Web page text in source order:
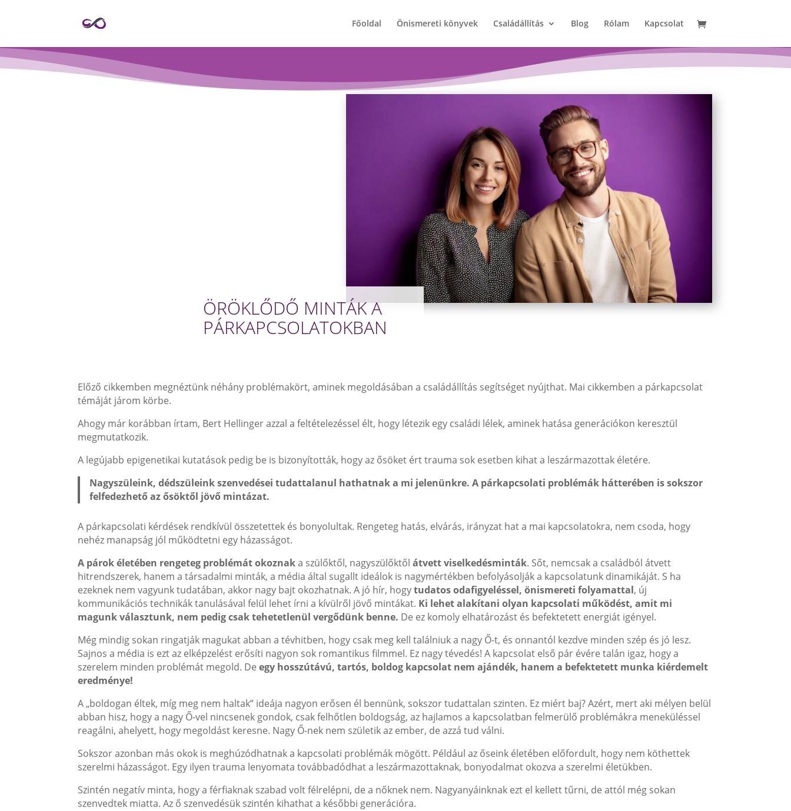
Főoldal Önismereti könyvek Családállítás Blog Rólam Kapcsolat
ÖRÖKLŐDŐ MINTÁK A
PÁRKAPCSOLATOKBAN
Előző cikkemben megnéztünk néhány problémakört, aminek megoldásában a családállítás segítséget nyújthat. Mai cikkemben a párkapcsolat
témáját járom körbe.
Ahogy már korábban írtam, Bert Hellinger azzal a feltételezéssel élt, hogy létezik egy családi lélek, aminek hatása generációkon keresztül
megmutatkozik.
A legújabb epigenetikai kutatások pedig be is bizonyították, hogy az ősöket ért trauma sok esetben kihat a leszármazottak életére.
Nagyszüleink, dédszüleink szenvedései tudattalanul hathatnak a mi jelenünkre. A párkapcsolati problémák hátterében is sokszor
felfedezhető az ősöktől jövő mintázat.
A párkapcsolati kérdések rendkívül összetettek és bonyolultak. Rengeteg hatás, elvárás, irányzat hat a mai kapcsolatokra, nem csoda, hogy
nehéz manapság jól működtetni egy házasságot.
A párok életében rengeteg problémát okoznaka szülőktől, nagyszülőktől átvett viselkedésminták. Sőt, nemcsak a családból átvett
hitrendszerek, hanem a társadalmi minták, a média által sugallt ideálok is nagymértékben befolyásolják a kapcsolatunk dinamikáját. S ha
ezeknek nem vagyunk tudatában, akkor nagy bajt okozhatnak. A jó hír, hogytudatos odafigyeléssel, önismereti folyamattal, új
kommunikációs technikák tanulásával felül lehet írni a kívülről jövő mintákat. Ki lehet alakítani olyan kapcsolati működést, amit mi
magunk választunk, nem pedig csak tehetetlenül vergődünk benne. De ez komoly elhatározást és befektetett energiát igényel.
Még mindig sokan ringatják magukat abban a tévhitben, hogy csak meg kell találniuk a nagy Ő-t, és onnantól kezdve minden szép és jó lesz.
Sajnos a média is ezt az elképzelést erősíti nagyon sok romantikus filmmel. Ez nagy tévedés! A kapcsolat első pár évére talán igaz, hogy a
szerelem minden problémát megold. De egy hosszútávú, tartós, boldog kapcsolat nem ajándék, hanem a befektetett munka kiérdemelt
eredménye!
A „boldogan éltek, míg meg nem haltak” ideája nagyon erősen él bennünk, sokszor tudattalan szinten. Ez miért baj? Azért, mert aki mélyen belül
abban hisz, hogy a nagy Ő-vel nincsenek gondok, csak felhőtlen boldogság, az hajlamos a kapcsolatban felmerülő problémákra meneküléssel
reagálni, ahelyett, hogy megoldást keresne. Nagy Ő-nek nem születik az ember, de azzá tud válni.
Sokszor azonban más okok is meghúzódhatnak a kapcsolati problémák mögött. Például az őseink életében előfordult, hogy nem köthettek
szerelmi házasságot. Egy ilyen trauma lenyomata továbbadódhat a leszármazottaknak, bonyodalmat okozva a szerelmi életükben.
Szintén negatív minta, hogy a férfiaknak szabad volt félrelépni, de a nőknek nem. Nagyanyáinknak ezt el kellett tűrni, de attól még sokan
szenvedtek miatta. Az ő szenvedésük szintén kihathat a későbbi generációra.